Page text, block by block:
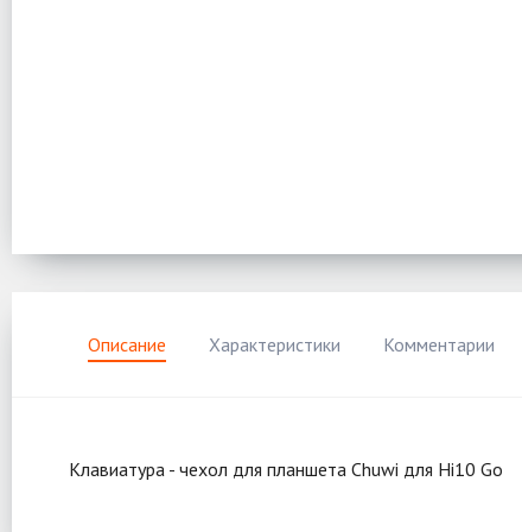
Описание Характеристики Комментарии
Клавиатура - чехол для планшета Chuwi для Hi10 Go